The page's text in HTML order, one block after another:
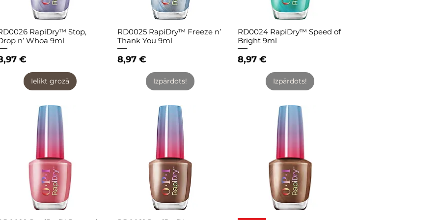
Quick View
RapiDry™ Stop,
n’ Whoa 9ml
€
Ielikt grozā
Quick View
RD0025 RapiDry™ Freeze n’
Thank You 9ml
Price
8,97 €
Izpārdots!
Quick View
RD0024 RapiDry™ Speed of
Bright 9ml
Price
8,97 €
Izpārdots!